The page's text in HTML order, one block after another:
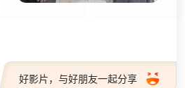
好影片，与好朋友一起分享